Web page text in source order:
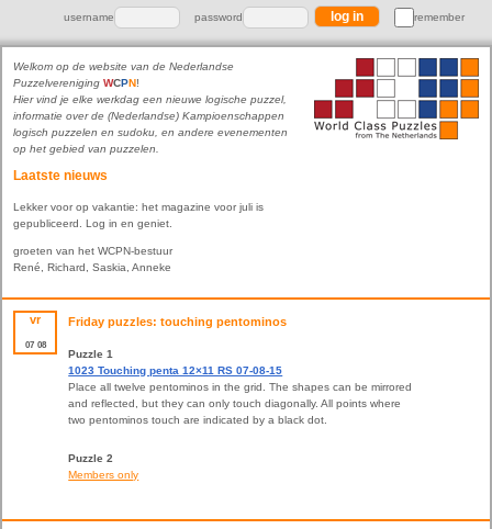
username password remember
Welkom op de website van de Nederlandse
Puzzelvereniging WCPN!
Hier vind je elke werkdag een nieuwe logische puzzel,
informatie over de (Nederlandse) Kampioenschappen
logisch puzzelen en sudoku, en andere evenementen
op het gebied van puzzelen.
Laatste nieuws
Lekker voor op vakantie: het magazine voor juli is
gepubliceerd. Log in en geniet.
groeten van het WCPN-bestuur
René, Richard, Saskia, Anneke
vr
07 08
Friday puzzles: touching pentominos
Puzzle 1
1023 Touching penta 12×11 RS 07-08-15
Place all twelve pentominos in the grid. The shapes can be mirrored
and reflected, but they can only touch diagonally. All points where
two pentominos touch are indicated by a black dot.
Puzzle 2
Members only